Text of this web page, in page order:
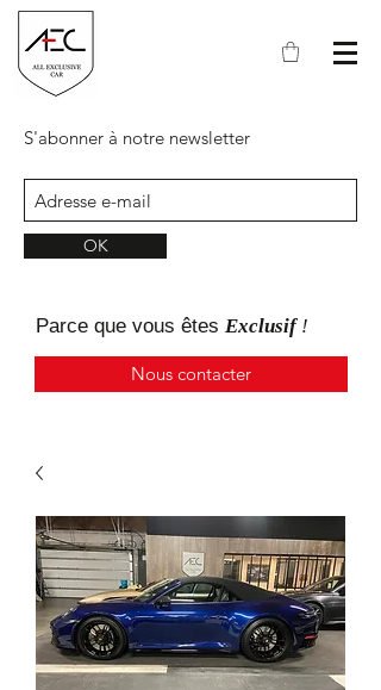
S'abonner à notre newsletter
OK
Parce que vous êtes Exclusif !
Nous contacter